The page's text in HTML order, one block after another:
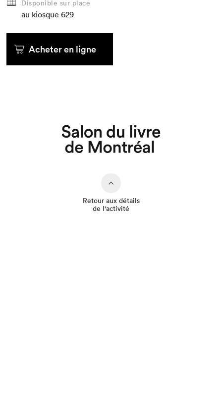
Disponible sur place
au kiosque 629
Acheter en ligne
Retour aux détails
de l'activité